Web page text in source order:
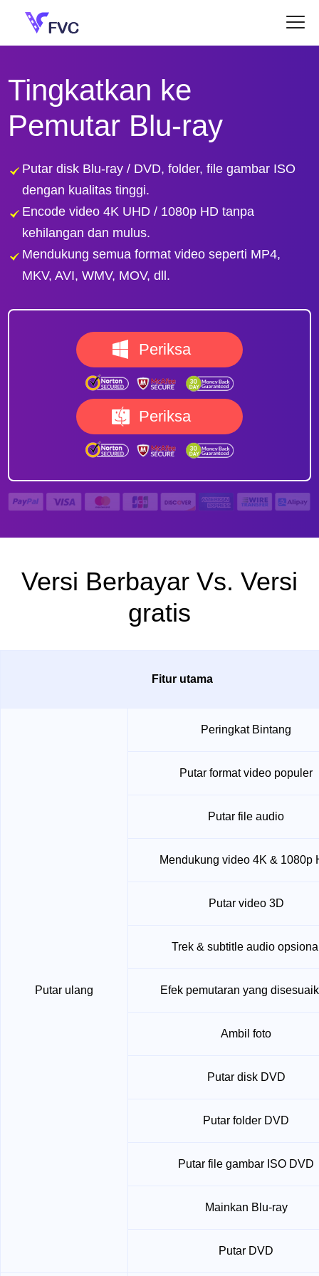
Tingkatkan ke
Pemutar Blu-ray
Putar disk Blu-ray / DVD, folder, file gambar ISO
dengan kualitas tinggi.
Encode video 4K UHD / 1080p HD tanpa
kehilangan dan mulus.
Mendukung semua format video seperti MP4,
MKV, AVI, WMV, MOV, dll.
Periksa
Periksa
Versi Berbayar Vs. Versi
gratis
Fitur utama
Putar ulang
Peringkat Bintang
Putar format video populer
Putar file audio
Mendukung video 4K & 1080p
Putar video 3D
Trek & subtitle audio
Efek pemutaran yang
Ambil foto
Putar disk DVD
Putar folder DVD
Putar file gambar ISO DVD
Mainkan Blu-ray
Putar DVD